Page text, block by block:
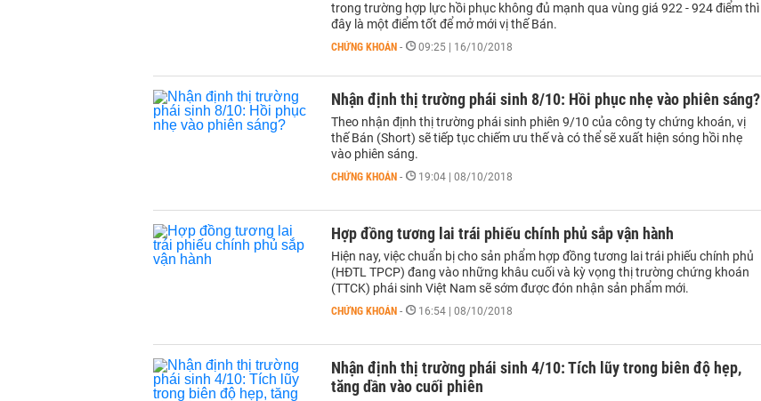
trong trường hợp lực hồi phục không đủ mạnh qua vùng giá 922 - 924 điểm thì
đây là một điểm tốt để mở mới vị thế Bán.
CHỨNG KHOÁN - 09:25 | 16/10/2018
Nhận định thị trường phái sinh 8/10: Hồi phục nhẹ vào phiên sáng?
Theo nhận định thị trường phái sinh phiên 9/10 của công ty chứng khoán, vị
thế Bán (Short) sẽ tiếp tục chiếm ưu thế và có thể sẽ xuất hiện sóng hồi nhẹ
vào phiên sáng.
CHỨNG KHOÁN - 19:04 | 08/10/2018
Hợp đồng tương lai trái phiếu chính phủ sắp vận hành
Hiện nay, việc chuẩn bị cho sản phẩm hợp đồng tương lai trái phiếu chính phủ
(HĐTL TPCP) đang vào những khâu cuối và kỳ vọng thị trường chứng khoán
(TTCK) phái sinh Việt Nam sẽ sớm được đón nhận sản phẩm mới.
CHỨNG KHOÁN - 16:54 | 08/10/2018
Nhận định thị trường phái sinh 4/10: Tích lũy trong biên độ hẹp,
tăng dần vào cuối phiên